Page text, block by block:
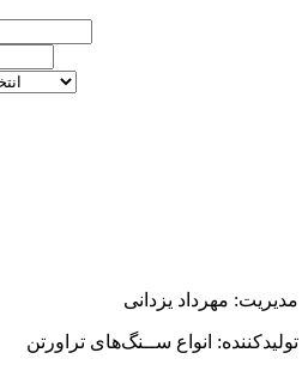
مدیریت: مهرداد یزدانی
تولیدکننده: انواع ســنگهای تراورتن